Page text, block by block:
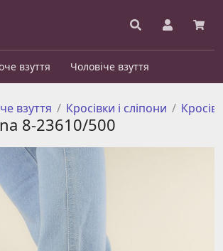
взуття Чоловіче взуття
взуття Кросівки і сліпони
8-23610/500